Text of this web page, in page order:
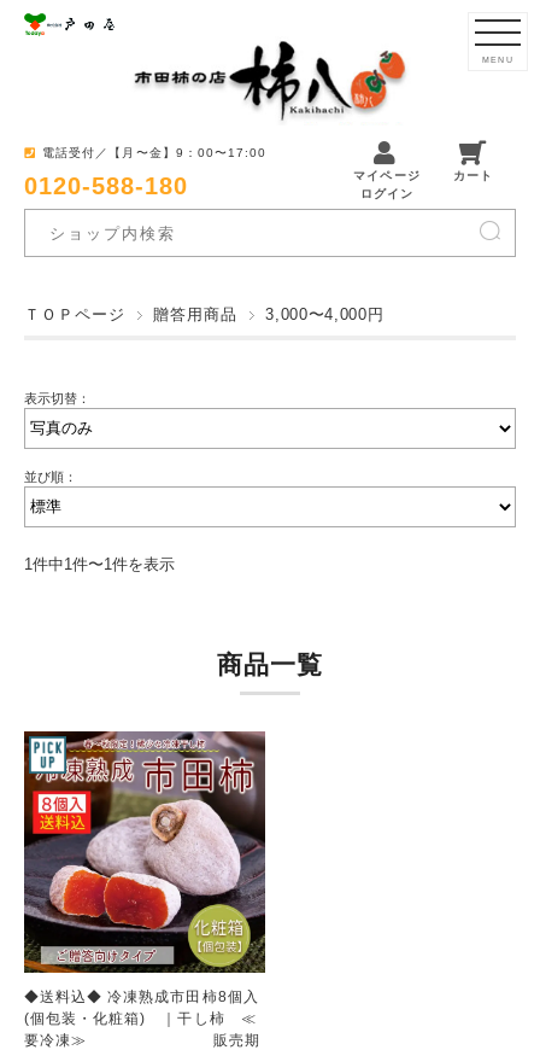
電話受付／【月〜金】9：00〜17:00
0120-588-180
マイページ
ログイン
カート
MENU
ＴＯＰページ 贈答用商品 3,000〜4,000円
表示切替：
並び順：
1件中1件〜1件を表示
商品一覧
◆送料込◆ 冷凍熟成市田柿8個入
(個包装・化粧箱) ｜干し柿 ≪
要冷凍≫ 販売期